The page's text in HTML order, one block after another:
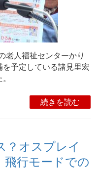
人福祉センターかり
予定している諸見里宏
続きを読む
？オスプレイ
飛行モードでの